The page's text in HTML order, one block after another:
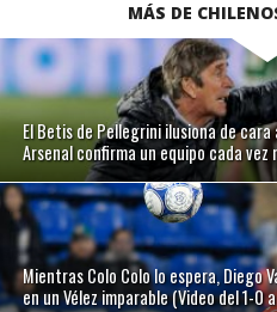
MÁS DE
El Betis de Pellegrini ilusiona de
Arsenal confirma un equipo cada vez
Mientras Colo Colo lo espera, Diego
en un Vélez imparable (Video del 1-0